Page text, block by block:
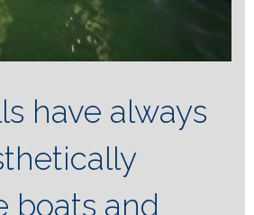
have always
boats and